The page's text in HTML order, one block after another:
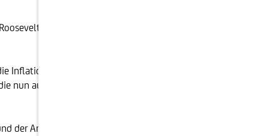
in seiner Antrittsrede im Jahr 1933 gesagt. Es
Inflationsraten auf Niveaus gehoben, die seit der
nun ausgezogen sind, um gegen die Inflation
der Anleger, die in jeder Krise schnell zur Hilfe eilten